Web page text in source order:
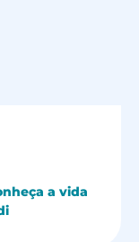
a vida